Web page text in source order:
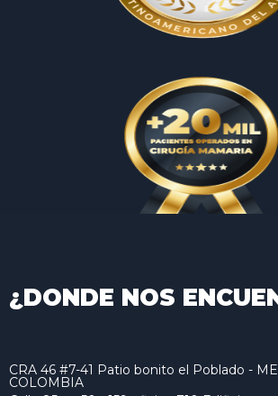
¿DONDE NOS
CRA 46 #7-41 Patio bonito el Poblado -
COLOMBIA